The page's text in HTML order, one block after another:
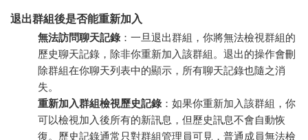
退出群組後是否能重新加入
無法訪問聊天記錄：一旦退出群組，你將無法檢視群組的
歷史聊天記錄，除非你重新加入該群組。退出的操作會刪
除群組在你聊天列表中的顯示，所有聊天記錄也隨之消
失。
重新加入群組檢視歷史記錄：如果你重新加入該群組，你
可以檢視加入後所有的新訊息，但歷史訊息不會自動恢
復。歷史記錄通常只對群組管理員可見，普通成員無法檢